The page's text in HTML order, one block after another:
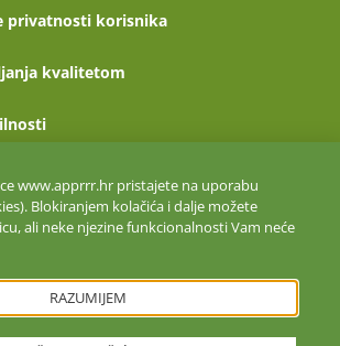
privatnosti korisnika
kvalitetom
sigurnosti
www.apprrr.hr pristajete na uporabu
Blokiranjem kolačića i dalje možete
ali neke njezine funkcionalnosti Vam neće
RAZUMIJEM